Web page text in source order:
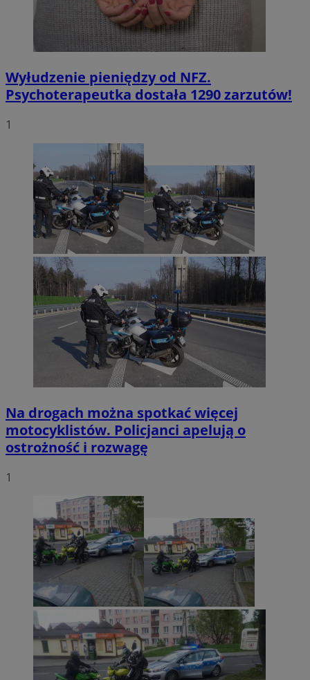
Wyłudzenie pieniędzy od NFZ.
Psychoterapeutka dostała 1290 zarzutów!
1
Na drogach można spotkać więcej
motocyklistów. Policjanci apelują o
ostrożność i rozwagę
1